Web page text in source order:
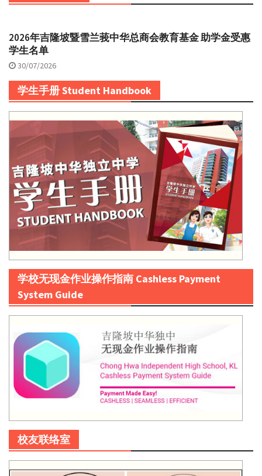
2026年吉隆坡暨雪兰莪中华总商会教育基金 助学金受惠
学生名单
30/07/2026
学生手册 Student Handbook
学校无现金作业操作指南 Cashless Payment
System Guide
校友联络室